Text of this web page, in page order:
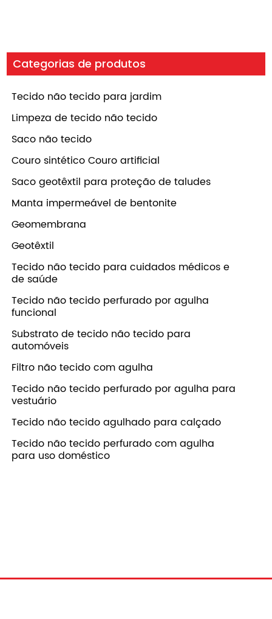
Categorias de produtos
Tecido não tecido para jardim
Limpeza de tecido não tecido
Saco não tecido
Couro sintético Couro artificial
Saco geotêxtil para proteção de taludes
Manta impermeável de bentonite
Geomembrana
Geotêxtil
Tecido não tecido para cuidados médicos e
de saúde
Tecido não tecido perfurado por agulha
funcional
Substrato de tecido não tecido para
automóveis
Filtro não tecido com agulha
Tecido não tecido perfurado por agulha para
vestuário
Tecido não tecido agulhado para calçado
Tecido não tecido perfurado com agulha
para uso doméstico